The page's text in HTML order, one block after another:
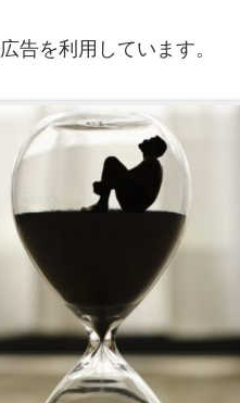
告を利用しています。